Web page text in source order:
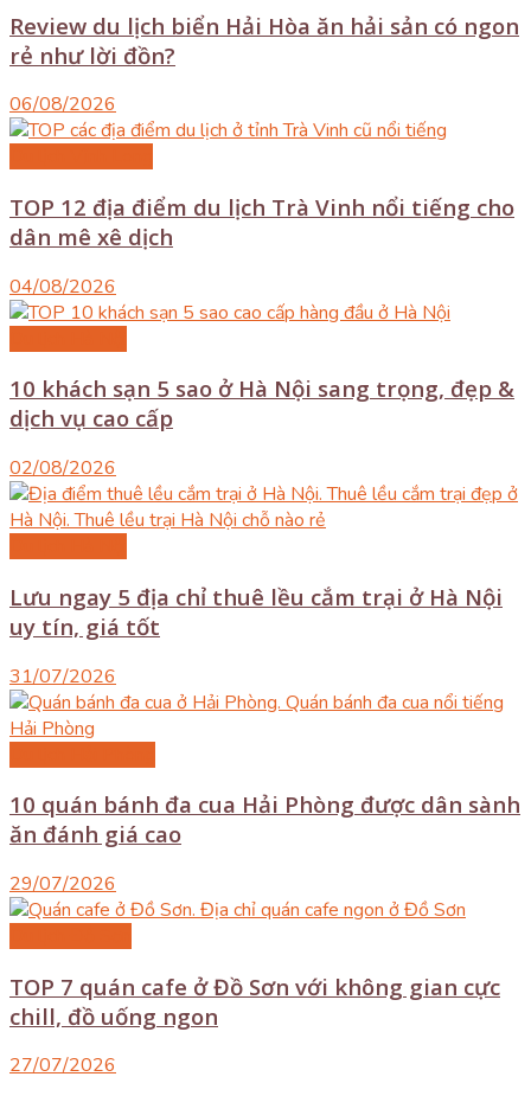
Review du lịch biển Hải Hòa ăn hải sản có ngon
rẻ như lời đồn?
06/08/2026
TOP 12 địa điểm du lịch Trà Vinh nổi tiếng cho
dân mê xê dịch
04/08/2026
10 khách sạn 5 sao ở Hà Nội sang trọng, đẹp &
dịch vụ cao cấp
02/08/2026
Lưu ngay 5 địa chỉ thuê lều cắm trại ở Hà Nội
uy tín, giá tốt
31/07/2026
10 quán bánh đa cua Hải Phòng được dân sành
ăn đánh giá cao
29/07/2026
TOP 7 quán cafe ở Đồ Sơn với không gian cực
chill, đồ uống ngon
27/07/2026